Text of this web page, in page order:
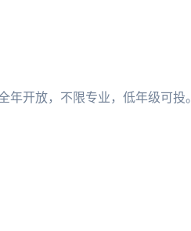
开放，不限专业，低年级可投。